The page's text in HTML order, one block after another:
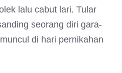
lalu cabut lari. Tular
seorang diri gara-
di hari pernikahan